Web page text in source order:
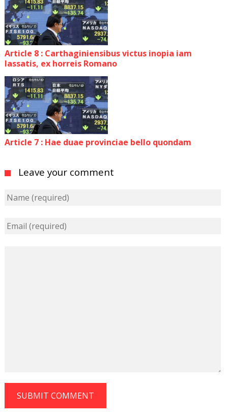
Article 8 : Carthaginiensibus victus inopia iam
lassatis, ex horreis Romano
Article 7 : Hae duae provinciae bello quondam
Leave your comment